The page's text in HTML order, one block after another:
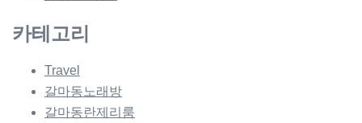
카테고리
Travel
갈마동노래방
갈마동란제리룸